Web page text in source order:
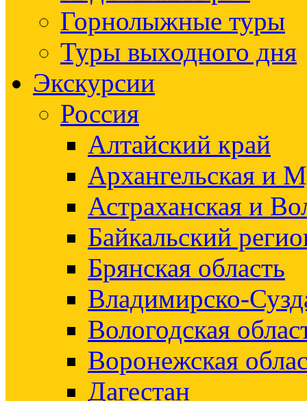
Горнолыжные туры
Туры выходного дня
Экскурсии
Россия
Алтайский край
Архангельская и
Астраханская и
Байкальский
Брянская область
Владимирско-
Вологодская
Воронежская
Дагестан